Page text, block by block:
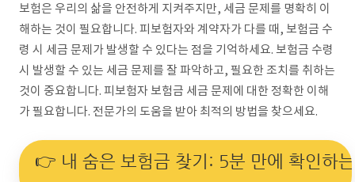
보험은 우리의 삶을 안전하게 지켜주지만, 세금 문제를 명확히 이
해하는 것이 필요합니다. 피보험자와 계약자가 다를 때, 보험금 수
령 시 세금 문제가 발생할 수 있다는 점을 기억하세요. 보험금 수령
시 발생할 수 있는 세금 문제를 잘 파악하고, 필요한 조치를 취하는
것이 중요합니다. 피보험자 보험금 세금 문제에 대한 정확한 이해
가 필요합니다. 전문가의 도움을 받아 최적의 방법을 찾으세요.
👉 내 숨은 보험금 찾기: 5분 만에 확인하